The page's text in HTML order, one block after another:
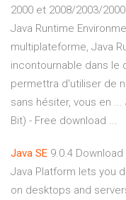
2000 et 2008/2003/
Java Runtime
multiplateforme, Java
incontournable dans le
permettra d'utiliser de
sans hésiter, vous en ...
Bit) - Free download ...
Java SE 9.0.4
Java Platform lets you
on desktops and